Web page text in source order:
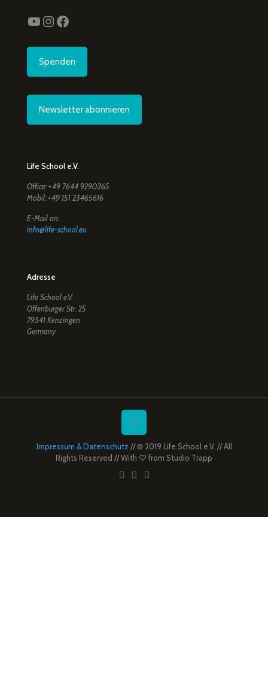
YouTube
Instagram
Facebook
Spenden
Newsletter abonnieren
Life School e.V.
Office: +49 7644 9290265
Mobil: +49 151 23465616
E-Mail an:
info@life-school.eu
Adresse
Life School e.V.
Offenburger Str. 25
79341 Kenzingen
Germany
Impressum & Datenschutz // © 2019 Life School e.V. // All
Rights Reserved // With ♡ from Studio Trapp